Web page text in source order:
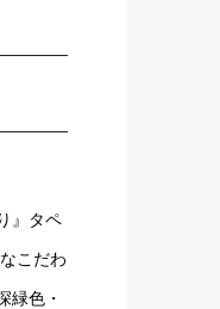
』タペ
こだわ
緑色・